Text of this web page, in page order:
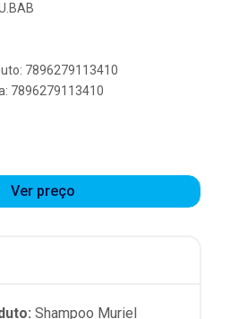
7896279113410
7896279113410
Ver preço
Shampoo Muriel